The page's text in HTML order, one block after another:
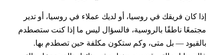
كان فريقك في روسيا، أو لديك عملاء في روسيا، أو تدير
ناطقًا بالروسية، فالسؤال ليس ما إذا كنت ستصطدم
— بل متى، وكم ستكون مكلفة حين تصطدم بها.